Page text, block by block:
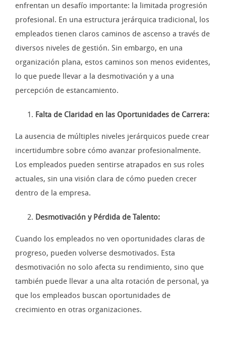
enfrentan un desafío importante: la limitada progresión
profesional. En una estructura jerárquica tradicional, los
empleados tienen claros caminos de ascenso a través de
diversos niveles de gestión. Sin embargo, en una
organización plana, estos caminos son menos evidentes,
lo que puede llevar a la desmotivación y a una
percepción de estancamiento.
Falta de Claridad en las Oportunidades de Carrera:
La ausencia de múltiples niveles jerárquicos puede crear
incertidumbre sobre cómo avanzar profesionalmente.
Los empleados pueden sentirse atrapados en sus roles
actuales, sin una visión clara de cómo pueden crecer
dentro de la empresa.
Desmotivación y Pérdida de Talento:
Cuando los empleados no ven oportunidades claras de
progreso, pueden volverse desmotivados. Esta
desmotivación no solo afecta su rendimiento, sino que
también puede llevar a una alta rotación de personal, ya
que los empleados buscan oportunidades de
crecimiento en otras organizaciones.